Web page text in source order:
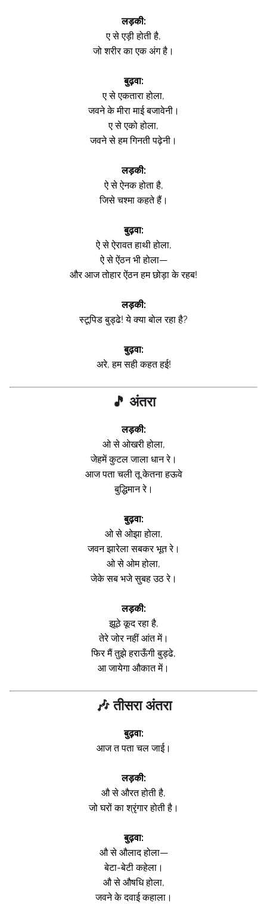
लड़की:
ए से एड़ी होती है,
जो शरीर का एक अंग है।
बुढ़वा:
ए से एकतारा होला,
जवने के मीरा माई बजावेनी।
ए से एको होला,
जवने से हम गिनती पढ़ेनी।
लड़की:
ऐ से ऐनक होता है,
जिसे चश्मा कहते हैं।
बुढ़वा:
ऐ से ऐरावत हाथी होला,
ऐ से ऐंठन भी होला—
और आज तोहार ऐंठन हम छोड़ा के रहब!
लड़की:
स्टूपिड बुड्ढे! ये क्या बोल रहा है?
बुढ़वा:
अरे, हम सही कहत हई!
🎵 अंतरा
लड़की:
ओ से ओखरी होला,
जेहमें कुटल जाला धान रे।
आज पता चली तू केतना हऊवे
बुद्धिमान रे।
बुढ़वा:
ओ से ओझा होला,
जवन झारेला सबकर भूत रे।
ओ से ओम होला,
जेके सब भजे सुबह उठ रे।
लड़की:
झूठे कूद रहा है,
तेरे जोर नहीं आंत में।
फिर मैं तुझे हराऊँगी बुड्ढे,
आ जायेगा औकात में।
🎶 तीसरा अंतरा
बुढ़वा:
आज त पता चल जाई।
लड़की:
औ से औरत होती है,
जो घरों का श्रृंगार होती है।
बुढ़वा:
औ से औलाद होला—
बेटा-बेटी कहेला।
औ से औषधि होला,
जवने के दवाई कहाला।